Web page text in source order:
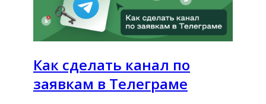
Как сделать канал по
заявкам в Телеграме